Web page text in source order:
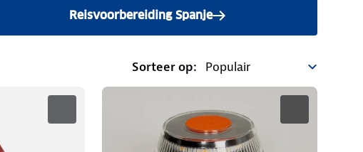
Reisvoorbereiding Spanje
Sorteer op: